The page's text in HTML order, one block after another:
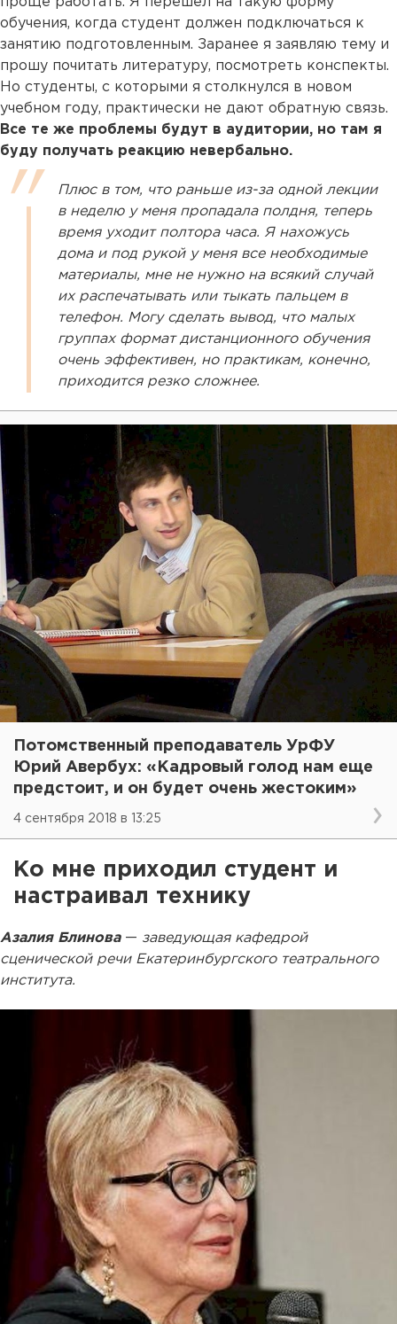
обучения, когда студент должен подключаться к
занятию подготовленным. Заранее я заявляю тему и
прошу почитать литературу, посмотреть конспекты.
Но студенты, с которыми я столкнулся в новом
учебном году, практически не дают обратную связь.
Все те же проблемы будут в аудитории, но там я
буду получать реакцию невербально.
Плюс в том, что раньше из-за одной лекции
в неделю у меня пропадала полдня, теперь
время уходит полтора часа. Я нахожусь
дома и под рукой у меня все необходимые
материалы, мне не нужно на всякий случай
их распечатывать или тыкать пальцем в
телефон. Могу сделать вывод, что малых
группах формат дистанционного обучения
очень эффективен, но практикам, конечно,
приходится резко сложнее.
Потомственный преподаватель УрФУ
Юрий Авербух: «Кадровый голод нам еще
предстоит, и он будет очень жестоким»
4 сентября 2018 в 13:25
Ко мне приходил студент и
настраивал технику
Азалия Блинова — заведующая кафедрой
сценической речи Екатеринбургского театрального
института.